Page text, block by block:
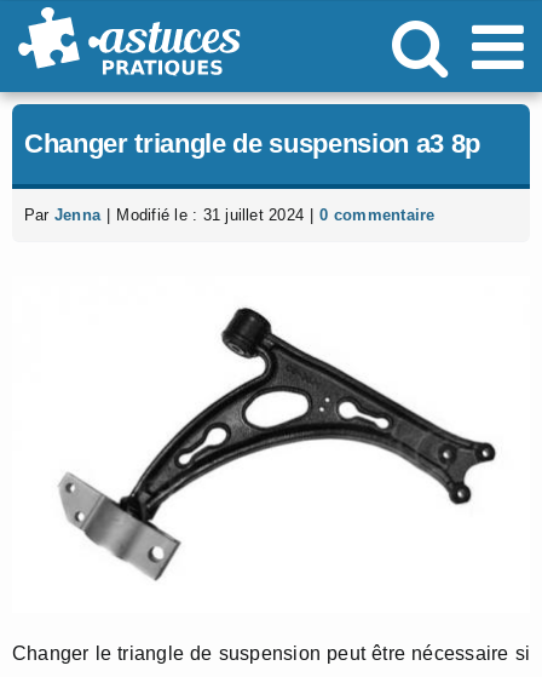
Passer
au
Changer triangle de suspension a3 8p
Par Jenna Modifié le : 31 juillet 2024 0 commentaire
Changer le triangle de suspension peut être nécessaire si